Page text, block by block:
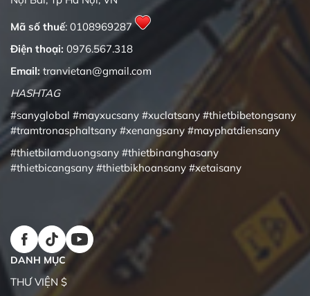
Mã số thuế: 0108969287
Điện thoại: 0976.567.318
Email: tranvietan@gmail.com
HASHTAG
#sanyglobal #mayxucsany #xuclatsany #thietbibetongsany
#tramtronasphaltsany #xenangsany #mayphatdiensany
#thietbilamduongsany #thietbinanghasany
#thietbicangsany #thietbikhoansany #xetaisany
DANH MỤC
THƯ VIỆN $